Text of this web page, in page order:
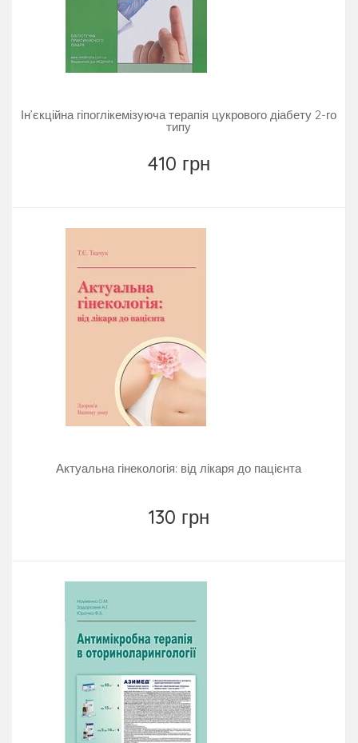
Ін’єкційна гіпоглікемізуюча терапія цукрового діабету 2-го
типу
410 грн
Актуальна гінекологія: від лікаря до пацієнта
130 грн